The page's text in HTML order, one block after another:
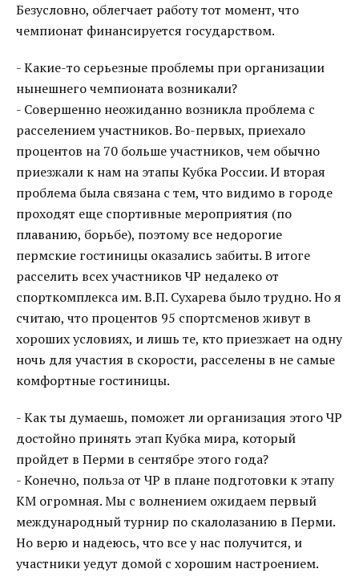
Безусловно, облегчает работу тот момент, что
чемпионат финансируется государством.
- Какие-то серьезные проблемы при организации
нынешнего чемпионата возникали?
- Совершенно неожиданно возникла проблема с
расселением участников. Во-первых, приехало
процентов на 70 больше участников, чем обычно
приезжали к нам на этапы Кубка России. И вторая
проблема была связана с тем, что видимо в городе
проходят еще спортивные мероприятия (по
плаванию, борьбе), поэтому все недорогие
пермские гостиницы оказались забиты. В итоге
расселить всех участников ЧР недалеко от
спорткомплекса им. В.П. Сухарева было трудно. Но я
считаю, что процентов 95 спортсменов живут в
хороших условиях, и лишь те, кто приезжает на одну
ночь для участия в скорости, расселены в не самые
комфортные гостиницы.
- Как ты думаешь, поможет ли организация этого ЧР
достойно принять этап Кубка мира, который
пройдет в Перми в сентябре этого года?
- Конечно, польза от ЧР в плане подготовки к этапу
КМ огромная. Мы с волнением ожидаем первый
международный турнир по скалолазанию в Перми.
Но верю и надеюсь, что все у нас получится, и
участники уедут домой с хорошим настроением.